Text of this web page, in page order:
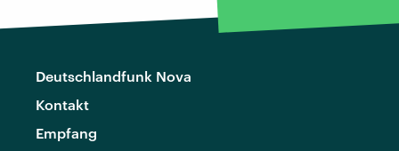
Deutschlandfunk Nova
Kontakt
Empfang